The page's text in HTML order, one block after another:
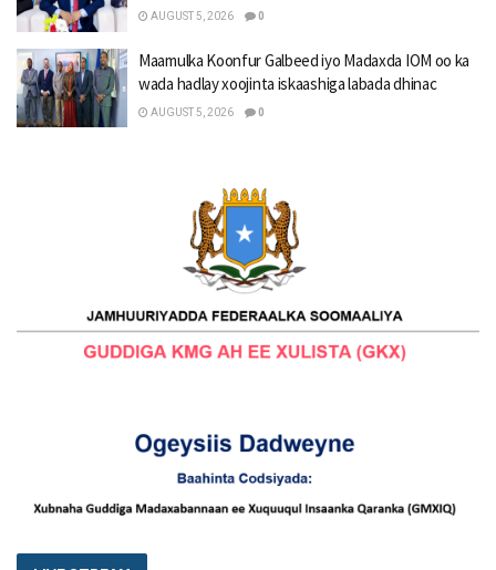
AUGUST 5, 2026 0
Maamulka Koonfur Galbeed iyo Madaxda IOM oo ka
wada hadlay xoojinta iskaashiga labada dhinac
AUGUST 5, 2026 0